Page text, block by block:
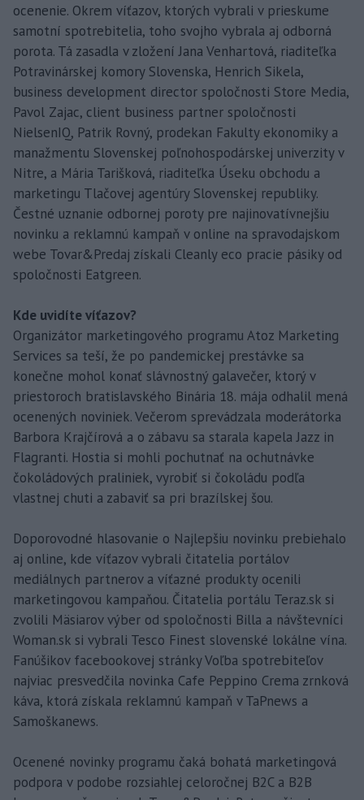
ocenenie. Okrem víťazov, ktorých vybrali v prieskume
samotní spotrebitelia, toho svojho vybrala aj odborná
porota. Tá zasadla v zložení Jana Venhartová, riaditeľka
Potravinárskej komory Slovenska, Henrich Sikela,
business development director spoločnosti Store Media,
Pavol Zajac, client business partner spoločnosti
NielsenIQ, Patrik Rovný, prodekan Fakulty ekonomiky a
manažmentu Slovenskej poľnohospodárskej univerzity v
Nitre, a Mária Tarišková, riaditeľka Úseku obchodu a
marketingu Tlačovej agentúry Slovenskej republiky.
Čestné uznanie odbornej poroty pre najinovatívnejšiu
novinku a reklamnú kampaň v online na spravodajskom
webe Tovar&Predaj získali Cleanly eco pracie pásiky od
spoločnosti Eatgreen.
Kde uvidíte víťazov?
Organizátor marketingového programu Atoz Marketing
Services sa teší, že po pandemickej prestávke sa
konečne mohol konať slávnostný galavečer, ktorý v
priestoroch bratislavského Binária 18. mája odhalil mená
ocenených noviniek. Večerom sprevádzala moderátorka
Barbora Krajčírová a o zábavu sa starala kapela Jazz in
Flagranti. Hostia si mohli pochutnať na ochutnávke
čokoládových praliniek, vyrobiť si čokoládu podľa
vlastnej chuti a zabaviť sa pri brazílskej šou.
Doporovodné hlasovanie o Najlepšiu novinku prebiehalo
aj online, kde víťazov vybrali čitatelia portálov
mediálnych partnerov a víťazné produkty ocenili
marketingovou kampaňou. Čitatelia portálu Teraz.sk si
zvolili Mäsiarov výber od spoločnosti Billa a návštevníci
Woman.sk si vybrali Tesco Finest slovenské lokálne vína.
Fanúšikov facebookovej stránky Voľba spotrebiteľov
najviac presvedčila novinka Cafe Peppino Crema zrnková
káva, ktorá získala reklamnú kampaň v TaPnews a
Samoškanews.
Ocenené novinky programu čaká bohatá marketingová
podpora v podobe rozsiahlej celoročnej B2C a B2B